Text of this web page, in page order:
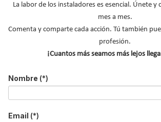
NOTICIAS DESTACADAS
Suscríbete a
nuestros
Y RECIBE EN TU EMAIL TODA
Nombre
La labor de los instaladores es esencial. Únete y
mes a mes.
Comenta y comparte cada acción. Tú también
profesión.
¡Cuantos más seamos más lejos
Nombre (*)
Email (*)